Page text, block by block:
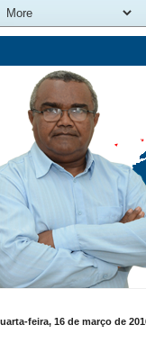
feira, 16 de março de